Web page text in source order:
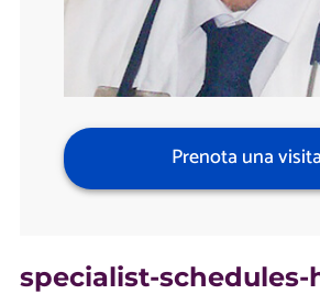
Prenota una visita
specialist-schedules-